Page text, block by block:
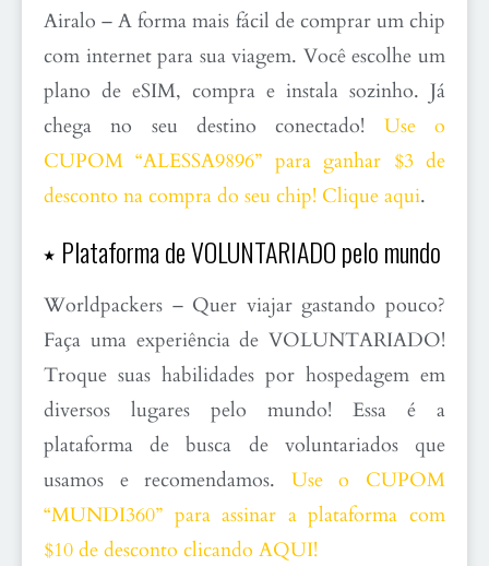
Airalo – A forma mais fácil de comprar um chip
com internet para sua viagem. Você escolhe um
plano de eSIM, compra e instala sozinho. Já
chega no seu destino conectado! Use o
CUPOM “ALESSA9896” para ganhar $3 de
desconto na compra do seu chip! Clique aqui.
⭑ Plataforma de VOLUNTARIADO pelo mundo
Worldpackers – Quer viajar gastando pouco?
Faça uma experiência de VOLUNTARIADO!
Troque suas habilidades por hospedagem em
diversos lugares pelo mundo! Essa é a
plataforma de busca de voluntariados que
usamos e recomendamos. Use o CUPOM
“MUNDI360” para assinar a plataforma com
$10 de desconto clicando AQUI!